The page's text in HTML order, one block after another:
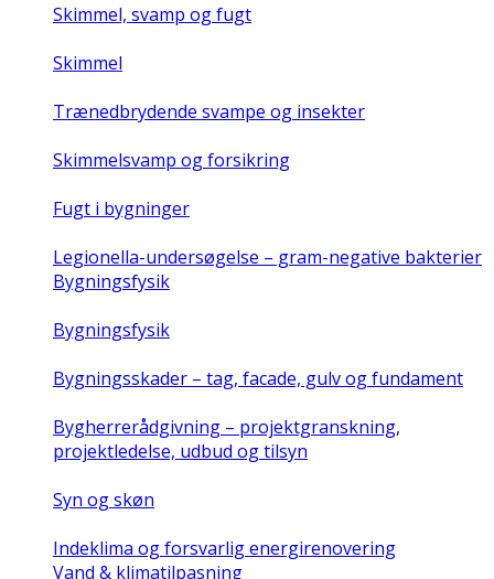
Skimmel, svamp og fugt
Skimmel
Trænedbrydende svampe og insekter
Skimmelsvamp og forsikring
Fugt i bygninger
Legionella-undersøgelse – gram-negative bakterier
Bygningsfysik
Bygningsfysik
Bygningsskader – tag, facade, gulv og fundament
Bygherrerådgivning – projektgranskning,
projektledelse, udbud og tilsyn
Syn og skøn
Indeklima og forsvarlig energirenovering
Vand & klimatilpasning